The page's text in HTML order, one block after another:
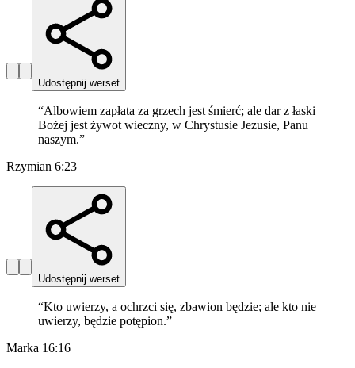
Udostępnij werset
“Albowiem zapłata za grzech jest śmierć; ale dar z łaski
Bożej jest żywot wieczny, w Chrystusie Jezusie, Panu
naszym.”
Rzymian 6:23
Udostępnij werset
“Kto uwierzy, a ochrzci się, zbawion będzie; ale kto nie
uwierzy, będzie potępion.”
Marka 16:16